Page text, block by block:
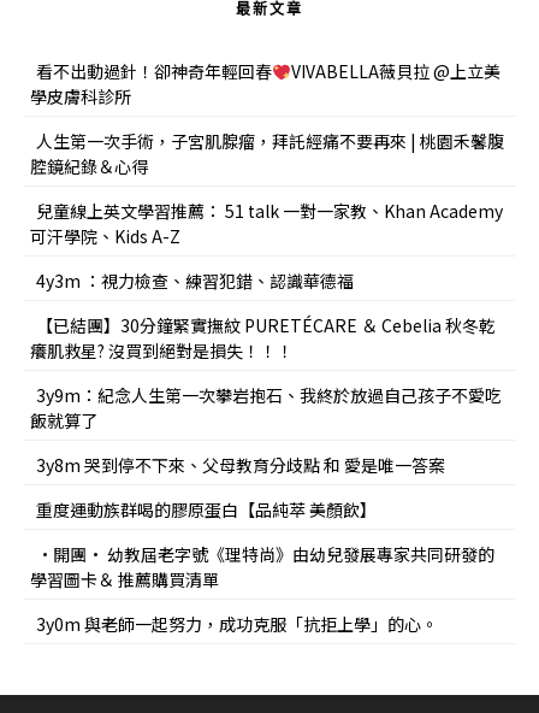
最新文章
看不出動過針！卻神奇年輕回春
VIVABELLA薇貝拉 @上立美
學皮膚科診所
人生第一次手術，子宮肌腺瘤，拜託經痛不要再來 | 桃園禾馨腹
腔鏡紀錄＆心得
兒童線上英文學習推薦： 51 talk 一對一家教、Khan Academy
可汗學院、Kids A-Z
4y3m ：視力檢查、練習犯錯、認識華德福
【已結團】30分鐘緊實撫紋 PURETÉCARE ＆ Cebelia 秋冬乾
癢肌救星? 沒買到絕對是損失！！！
3y9m：紀念人生第一次攀岩抱石、我終於放過自己孩子不愛吃
飯就算了
3y8m 哭到停不下來、父母教育分歧點 和 愛是唯一答案
重度運動族群喝的膠原蛋白【品純萃 美顏飲】
•開團• 幼教屆老字號《理特尚》由幼兒發展專家共同研發的
學習圖卡＆ 推薦購買清單
3y0m 與老師一起努力，成功克服「抗拒上學」的心。